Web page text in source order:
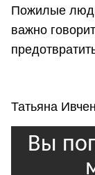
Пожилые
важно
Татьяна